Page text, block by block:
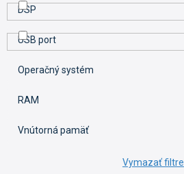
DSP
USB port
Operačný systém
RAM
Vnútorná pamäť
Vymazať filtre